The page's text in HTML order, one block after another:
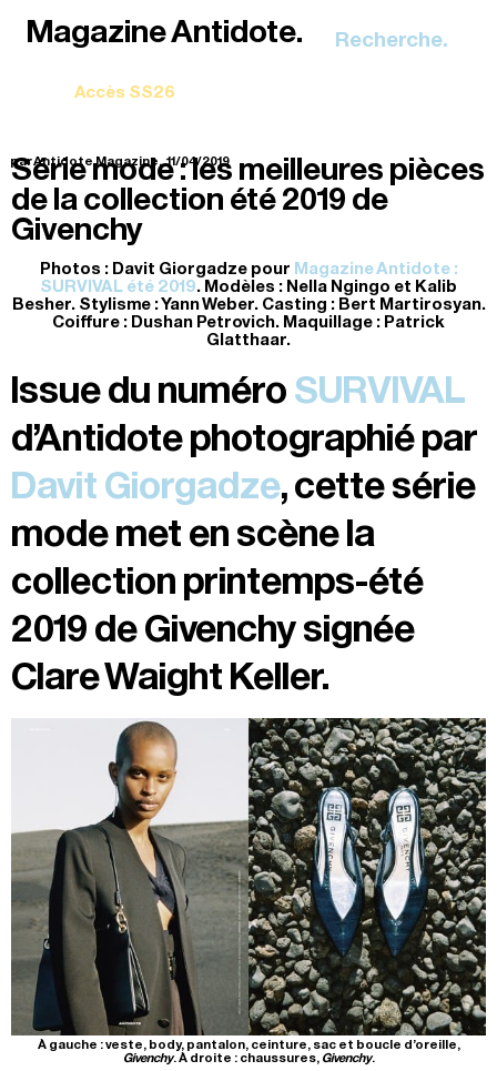
Recherche.
par Antidote Magazine. 11/04/2019
Série mode : les meilleures pièces
de la collection été 2019 de
Givenchy
Photos : Davit Giorgadze pour Magazine Antidote :
SURVIVAL été 2019. Modèles : Nella Ngingo et Kalib
Besher. Stylisme : Yann Weber. Casting : Bert Martirosyan.
Coiffure : Dushan Petrovich. Maquillage : Patrick
Glatthaar.
Issue du numéro SURVIVAL
d’Antidote photographié par
Davit Giorgadze, cette série
mode met en scène la
collection printemps-été
2019 de Givenchy signée
Clare Waight Keller.
À gauche : veste, body, pantalon, ceinture, sac et boucle d’oreille,
Givenchy. À droite : chaussures, Givenchy.